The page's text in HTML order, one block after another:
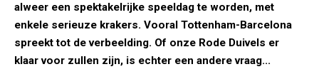
alweer een spektakelrijke speeldag te worden, met
enkele serieuze krakers. Vooral Tottenham-Barcelona
spreekt tot de verbeelding. Of onze Rode Duivels er
klaar voor zullen zijn, is echter een andere vraag...